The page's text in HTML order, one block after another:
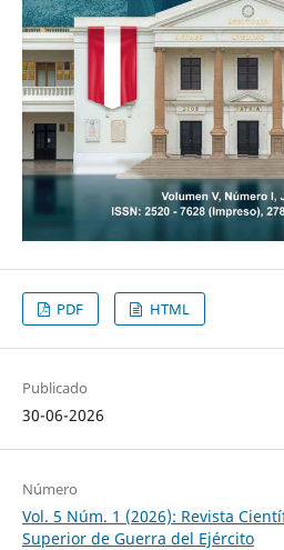
PDF HTML
Publicado
30-06-2026
Número
Vol. 5 Núm. 1 (2026): Revista
Superior de Guerra del Ejército